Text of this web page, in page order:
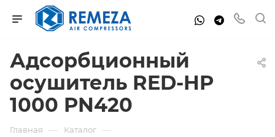
Адсорбционный
осушитель RED-HP
1000 PN420
Главная — Каталог —